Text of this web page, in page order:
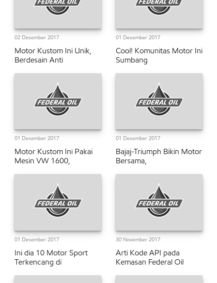
02 Desember 2017
Motor Kustom Ini Unik,
Berdesain Anti
01 Desember 2017
Cool! Komunitas Motor Ini
Sumbang
01 Desember 2017
Motor Kustom Ini Pakai
Mesin VW 1600,
01 Desember 2017
Bajaj-Triumph Bikin Motor
Bersama,
01 Desember 2017
Ini dia 10 Motor Sport
Terkencang di
30 November 2017
Arti Kode API pada
Kemasan Federal Oil